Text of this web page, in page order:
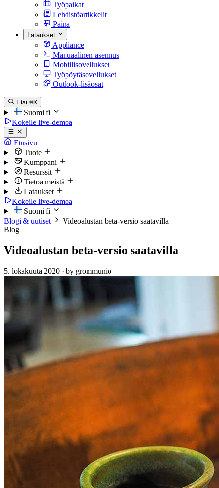
Työpaikat
Lehdistöartikkelit
Paina
Lataukset
Appliance
Manuaalinen asennus
Mobiilisovellukset
Työpöytäsovellukset
Outlook-lisäosat
Etsi ⌘K
Suomi fi
Kokeile live-demoa
Etusivu
Tuote
Kumppani
Resurssit
Tietoa meistä
Lataukset
Kokeile live-demoa
Suomi fi
Blogi & uutiset
Videoalustan beta-versio saatavilla
Blog
Videoalustan beta-versio saatavilla
5. lokakuuta 2020 · by grommunio